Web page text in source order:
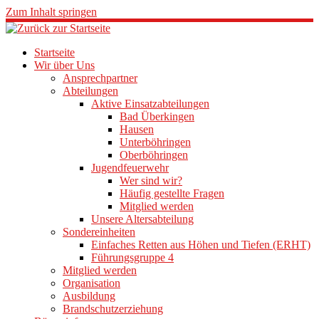
Zum Inhalt springen
Startseite
Wir über Uns
Ansprechpartner
Abteilungen
Aktive Einsatzabteilungen
Bad Überkingen
Hausen
Unterböhringen
Oberböhringen
Jugendfeuerwehr
Wer sind wir?
Häufig gestellte Fragen
Mitglied werden
Unsere Altersabteilung
Sondereinheiten
Einfaches Retten aus Höhen und Tiefen (ERHT)
Führungsgruppe 4
Mitglied werden
Organisation
Ausbildung
Brandschutzerziehung